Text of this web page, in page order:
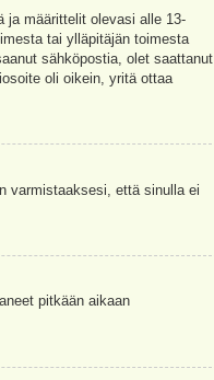
ja määrittelit olevasi alle 13-
tai ylläpitäjän toimesta
sähköpostia, olet saattanut
oli oikein, yritä ottaa
varmistaaksesi, että sinulla ei
pitkään aikaan